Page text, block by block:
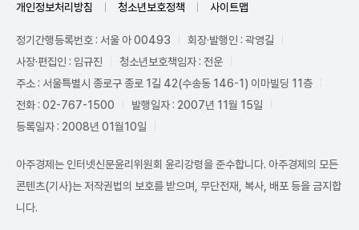
개인정보처리방침 청소년보호정책 사이트맵
정기간행등록번호 : 서울 아 00493
회장·발행인 : 곽영길
사장·편집인 : 임규진
청소년보호책임자 : 전운
주소 : 서울특별시 종로구 종로 1길 42(수송동 146-1) 이마빌딩 11층
전화 : 02-767-1500
발행일자 : 2007년 11월 15일
등록일자 : 2008년 01월10일
아주경제는 인터넷신문윤리위원회 윤리강령을 준수합니다. 아주경제의 모든
콘텐츠(기사)는 저작권법의 보호를 받으며, 무단전재, 복사, 배포 등을 금지합
니다.